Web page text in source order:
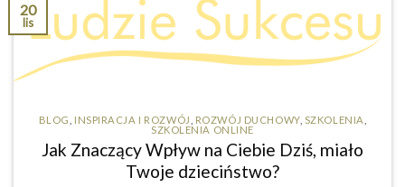
20
lis
BLOG INSPIRACJA I ROZWÓJ ROZWÓJ DUCHOWY, SZKOLENIA
SZKOLENIA ONLINE
Jak Znaczący Wpływ na Ciebie Dziś, miało
Twoje dzieciństwo?